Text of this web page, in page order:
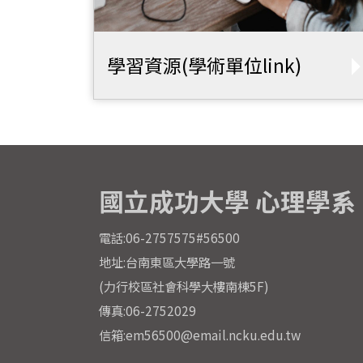
學習資源(學術單位link)
國立成功大學 心理學系
電話:06-2757575#56500
地址:台南東區大學路一號
(力行校區社會科學大樓南棟5F)
傳真:06-2752029
信箱:em56500@email.ncku.edu.tw